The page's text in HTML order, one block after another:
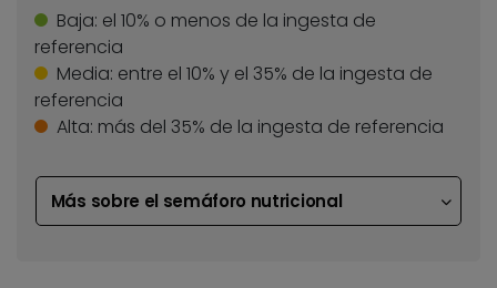
Baja: el 10% o menos de la ingesta de
referencia
Media: entre el 10% y el 35% de la ingesta de
referencia
Alta: más del 35% de la ingesta de referencia
Más sobre el semáforo nutricional